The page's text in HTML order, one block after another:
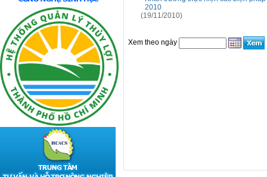
2010
(19/11/2010)
Xem theo ngày